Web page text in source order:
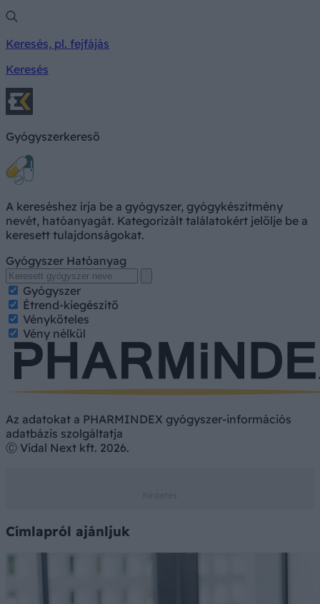
Keresés, pl. fejfájás
Keresés
Gyógyszerkereső
A kereséshez írja be a gyógyszer, gyógykészítmény
nevét, hatóanyagát. Kategorizált találatokért jelölje be a
keresett tulajdonságokat.
Gyógyszer Hatóanyag
Gyógyszer
Étrend-kiegészítő
Vényköteles
Vény nélkül
Az adatokat a PHARMINDEX gyógyszer-információs
adatbázis szolgáltatja
Ⓒ Vidal Next kft. 2026.
Címlapról ajánljuk